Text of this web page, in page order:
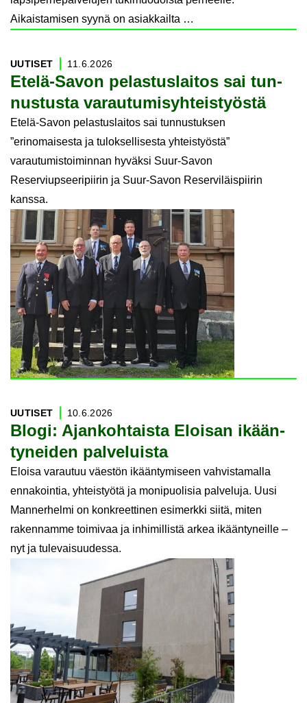
Aikaistamisen syynä on asiakkailta …
Etelä-​Savon pe­las­tus­lai­tos sai tun­
nus­tus­ta va­rau­tu­mi­syh­teis­työs­tä
UU­TI­SET 11.6.2026
Etelä-Savon pelastuslaitos sai tunnustuksen
”erinomaisesta ja tuloksellisesta yhteistyöstä”
varautumistoiminnan hyväksi Suur-Savon
Reserviupseeripiirin ja Suur-Savon Reserviläispiirin
kanssa.
Blogi: Ajan­koh­tais­ta Eloi­san ikään­
ty­nei­den pal­ve­luis­ta
UU­TI­SET 10.6.2026
Eloisa varautuu väestön ikääntymiseen vahvistamalla
ennakointia, yhteistyötä ja monipuolisia palveluja. Uusi
Mannerhelmi on konkreettinen esimerkki siitä, miten
rakennamme toimivaa ja inhimillistä arkea ikääntyneille –
nyt ja tulevaisuudessa.